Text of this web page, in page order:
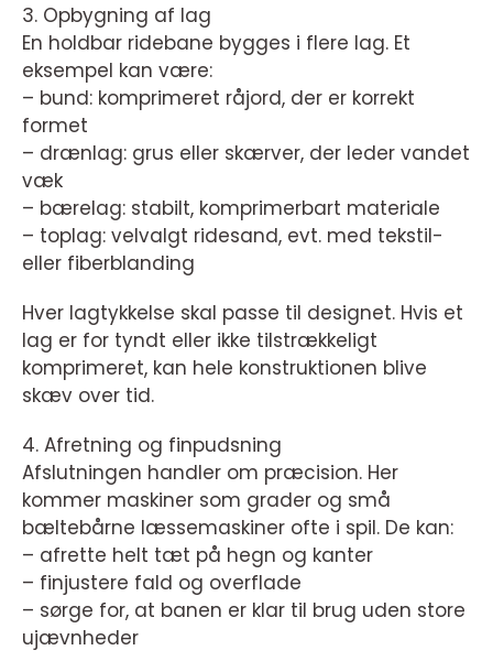
3. Opbygning af lag
En holdbar ridebane bygges i flere lag. Et
eksempel kan være:
– bund: komprimeret råjord, der er korrekt
formet
– drænlag: grus eller skærver, der leder vandet
væk
– bærelag: stabilt, komprimerbart materiale
– toplag: velvalgt ridesand, evt. med tekstil-
eller fiberblanding
Hver lagtykkelse skal passe til designet. Hvis et
lag er for tyndt eller ikke tilstrækkeligt
komprimeret, kan hele konstruktionen blive
skæv over tid.
4. Afretning og finpudsning
Afslutningen handler om præcision. Her
kommer maskiner som grader og små
bæltebårne læssemaskiner ofte i spil. De kan:
– afrette helt tæt på hegn og kanter
– finjustere fald og overflade
– sørge for, at banen er klar til brug uden store
ujævnheder